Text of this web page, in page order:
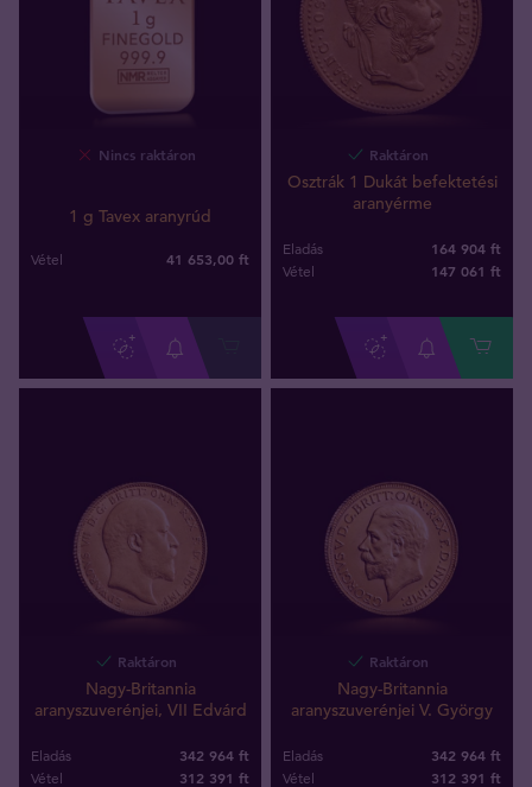
Nincs raktáron
1 g Tavex aranyrúd
Vétel 41 653,00 ft
Raktáron
Osztrák 1 Dukát befektetési
aranyérme
Eladás 164 904 ft
Vétel 147 061 ft
Raktáron
Nagy-Britannia
aranyszuverénjei, VII Edvárd
Eladás 342 964 ft
Vétel 312 391 ft
Raktáron
Nagy-Britannia
aranyszuverénjei V. György
Eladás 342 964 ft
Vétel 312 391 ft